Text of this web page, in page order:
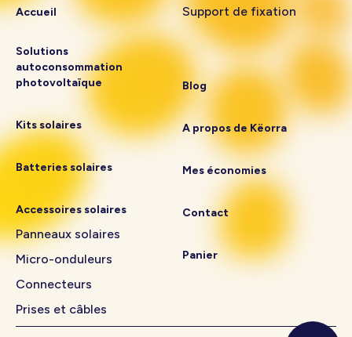
Accueil
Solutions
autoconsommation
photovoltaïque
Kits solaires
Batteries solaires
Accessoires solaires
Panneaux solaires
Micro-onduleurs
Connecteurs
Prises et câbles
Support de fixation
Blog
A propos de Këorra
Mes économies
Contact
Panier